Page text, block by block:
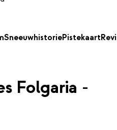
SneeuwhistoriePistekaart
Folgaria -